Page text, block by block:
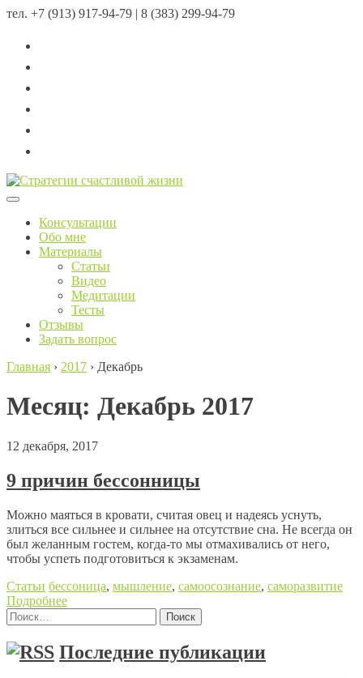
тел. +7 (913) 917-94-79 | 8 (383) 299-94-79
Menu
Консультации
Обо мне
Материалы
Статьи
Видео
Медитации
Тесты
Отзывы
Задать вопрос
Главная › 2017 › Декабрь
Месяц: Декабрь 2017
12 декабря, 2017
9 причин бессонницы
Можно маяться в кровати, считая овец и надеясь уснуть,
злиться все сильнее и сильнее на отсутствие сна. Не всегда он
был желанным гостем, когда-то мы отмахивались от него,
чтобы успеть подготовиться к экзаменам.
Статьи бессоница, мышление, самоосознание, саморазвитие
Подробнее
Найти:
Последние публикации